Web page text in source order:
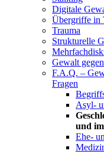
Digitale
Übergriffe in
Trauma
Strukturelle
Gewalt
F.A.Q. –
Fragen
Asyl-
und
Ehe-